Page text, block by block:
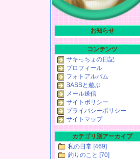
お知らせ
コンテンツ
サキっちょの日記
プロフィール
フォトアルバム
BASSと遊ぶ
メール送信
サイトポリシー
プライバシーポリシー
サイトマップ
カテゴリ別アーカイブ
私の日常 [469]
釣りのこと [70]